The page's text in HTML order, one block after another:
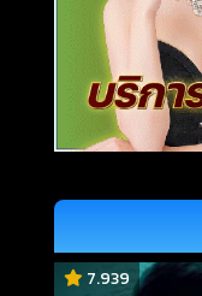
7.939